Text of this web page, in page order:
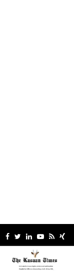
Facebook
TwitterLinkedinYoutube
RssXing